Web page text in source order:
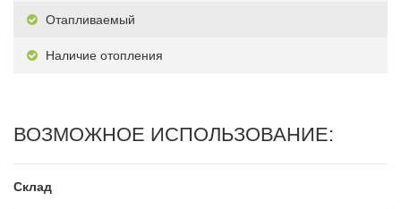
Отапливаемый
Наличие отопления
ВОЗМОЖНОЕ ИСПОЛЬЗОВАНИЕ:
Склад